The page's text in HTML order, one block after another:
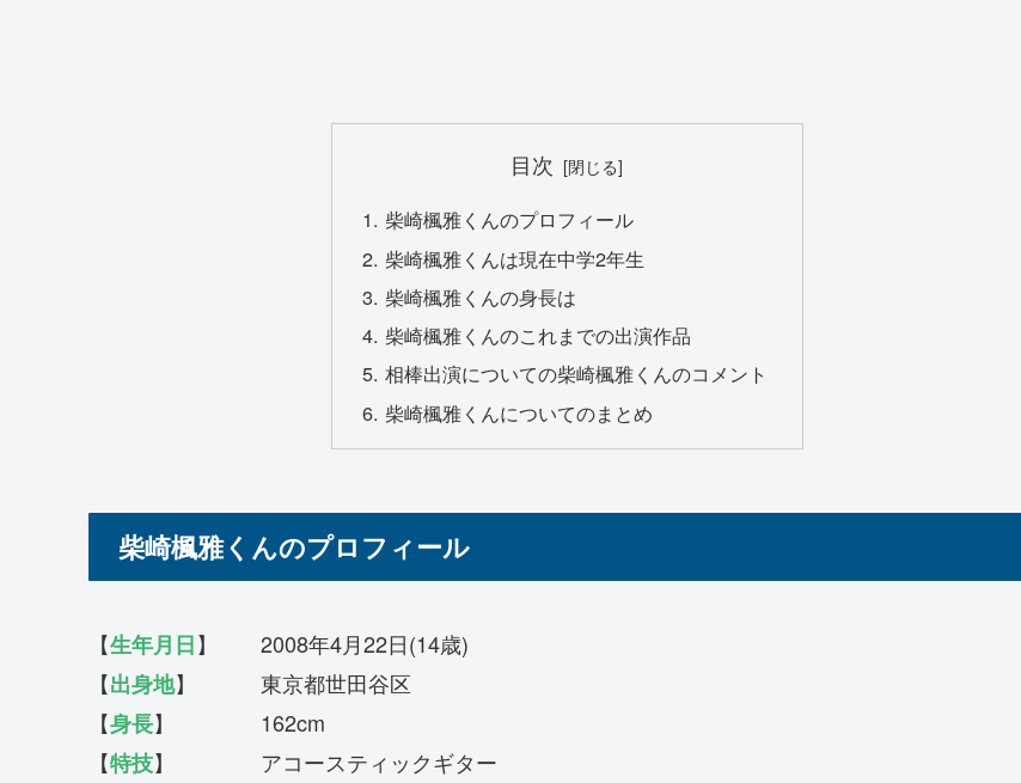
目次
柴崎楓雅くんのプロフィール
柴崎楓雅くんは現在中学2年生
柴崎楓雅くんの身長は
柴崎楓雅くんのこれまでの出演作品
相棒出演についての柴崎楓雅くんのコメント
柴崎楓雅くんについてのまとめ
柴崎楓雅くんのプロフィール
【生年月日】 2008年4月22日(14歳)
【出身地】 東京都世田谷区
【身長】 162cm
【特技】 アコースティックギター